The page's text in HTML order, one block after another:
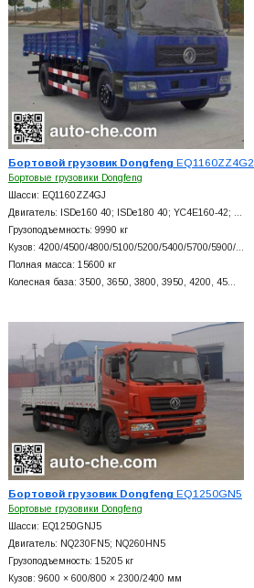
Бортовой грузовик Dongfeng EQ1160ZZ4G2
Бортовые грузовики Dongfeng
Шасси: EQ1160ZZ4GJ
Двигатель: ISDe160 40; ISDe180 40; YC4E160-42; …
Грузоподъемность: 9990 кг
Кузов: 4200/4500/4800/5100/5200/5400/5700/5900/…
Полная масса: 15600 кг
Колесная база: 3500, 3650, 3800, 3950, 4200, 45…
Бортовой грузовик Dongfeng EQ1250GN5
Бортовые грузовики Dongfeng
Шасси: EQ1250GNJ5
Двигатель: NQ230FN5; NQ260HN5
Грузоподъемность: 15205 кг
Кузов: 9600 × 600/800 × 2300/2400 мм